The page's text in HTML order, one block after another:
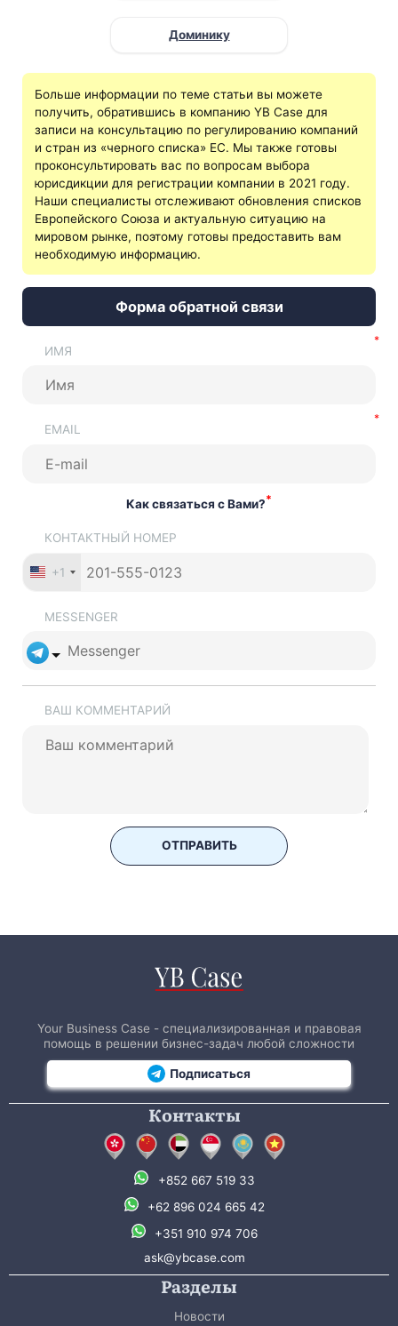
Доминику
Больше информации по теме статьи вы можете
получить, обратившись в компанию YB Case для
записи на консультацию по регулированию компаний
и стран из «черного списка» ЕС. Мы также готовы
проконсультировать вас по вопросам выбора
юрисдикции для регистрации компании в 2021 году.
Наши специалисты отслеживают обновления списков
Европейского Союза и актуальную ситуацию на
мировом рынке, поэтому готовы предоставить вам
необходимую информацию.
Форма обратной связи
ИМЯ
EMAIL
Как связаться с Вами?*
КОНТАКТНЫЙ НОМЕР
+1
MESSENGER
ВАШ КОММЕНТАРИЙ
ОТПРАВИТЬ
Your Business Case - специализированная и правовая
помощь в решении бизнес-задач любой сложности
Подписаться
Контакты
+852 667 519 33
+62 896 024 665 42
+351 910 974 706
ask@ybcase.com
Разделы
Новости